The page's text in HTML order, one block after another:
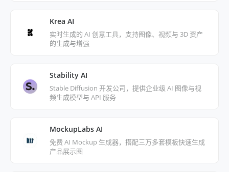
Krea AI
实时生成的 AI 创意工具，支持图像、视频与 3D 资产
的生成与增强
Stability AI
Stable Diffusion 开发公司，提供企业级 AI 图像与视
频生成模型与 API 服务
MockupLabs AI
免费 AI Mockup 生成器，搭配三万多套模板快速生成
产品展示图